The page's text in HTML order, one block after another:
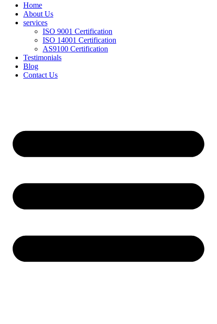
Home
About Us
services
ISO 9001 Certification
ISO 14001 Certification
AS9100 Certification
Testimonials
Blog
Contact Us